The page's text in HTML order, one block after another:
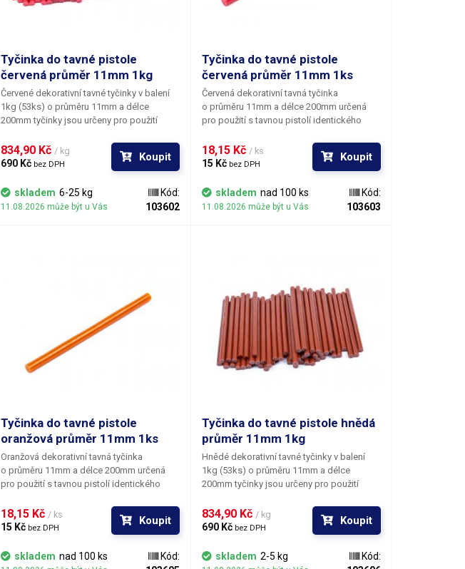
Tyčinka do tavné pistole
červená průměr 11mm 1kg
Červené dekorativní tavné tyčinky v balení
1kg (53ks) o průměru 11mm a délce
200mm tyčinky jsou určeny pro použití
měknutí tavného materiálu je 83°C. Tepelná
odolnost lepených spojů činní 64°C. Tato
tavná tyčinka je svým vzhledem určena
především pro výtvarné účely k
dekoračnímu lepení či zdobení. Tyčinky se
vyznačují výbornou přilnavostí k všem
834,90 Kč / kg
690 Kč bez DPH
Koupit
skladem 6-25 kg
11.08.2026 může být u Vás
Kód:
103602
Tyčinka do tavné pistole
červená průměr 11mm 1ks
Červená dekorativní tavná tyčinka
o průměru 11mm a délce 200mm určená
pro použití s tavnou pistolí identického
83°C. Tepelná odolnost lepených spojů
činní 64°C. Tato tavná tyčinka je svým
vzhledem určena především pro výtvarné
účely k dekoračnímu lepení či zdobení.
Tyčinky se vyznačují výbornou přilnavostí k
všem běžným povrchům a materiálům jako
18,15 Kč / ks
15 Kč bez DPH
Koupit
skladem nad 100 ks
11.08.2026 může být u Vás
Kód:
103603
Tyčinka do tavné pistole
oranžová průměr 11mm 1ks
Oranžová dekorativní tavná tyčinka
o průměru 11mm a délce 200mm určená
pro použití s tavnou pistolí identického
83°C. Tepelná odolnost lepených spojů
činní 64°C. Tato tavná tyčinka je svým
vzhledem určena především pro výtvarné
účely k dekoračnímu lepení či zdobení.
Tyčinky se vyznačují výbornou přilnavostí k
18,15 Kč / ks
15 Kč bez DPH
Koupit
skladem nad 100 ks
Kód:
Tyčinka do tavné pistole hnědá
průměr 11mm 1kg
Hnědé dekorativní tavné tyčinky v balení
1kg (53ks) o průměru 11mm a délce
200mm tyčinky jsou určeny pro použití
měknutí tavného materiálu je 83°C. Tepelná
odolnost lepených spojů činní 64°C. Tato
tavná tyčinka je svým vzhledem určena
především pro výtvarné účely k
dekoračnímu lepení či zdobení. Tyčinky se
834,90 Kč / kg
690 Kč bez DPH
Koupit
skladem 2-5 kg
Kód: